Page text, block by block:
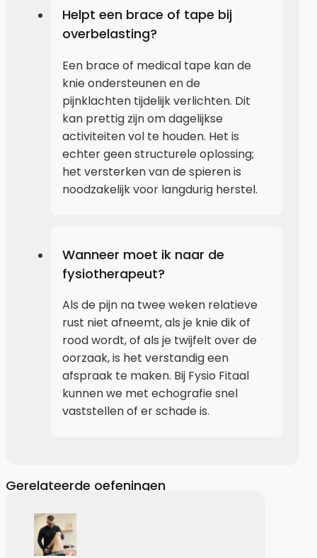
Helpt een brace of tape bij
overbelasting?
Een brace of medical tape kan de
knie ondersteunen en de
pijnklachten tijdelijk verlichten. Dit
kan prettig zijn om dagelijkse
activiteiten vol te houden. Het is
echter geen structurele oplossing;
het versterken van de spieren is
noodzakelijk voor langdurig herstel.
Wanneer moet ik naar de
fysiotherapeut?
Als de pijn na twee weken relatieve
rust niet afneemt, als je knie dik of
rood wordt, of als je twijfelt over de
oorzaak, is het verstandig een
afspraak te maken. Bij Fysio Fitaal
kunnen we met echografie snel
vaststellen of er schade is.
Gerelateerde oefeningen